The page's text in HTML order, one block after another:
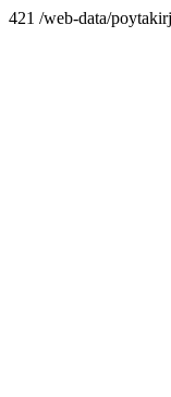
421 /web-data/